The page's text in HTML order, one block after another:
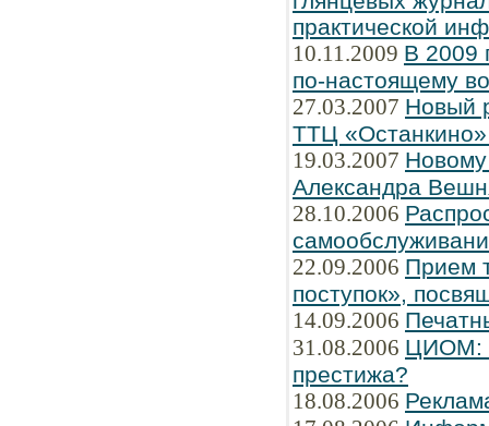
практической
10.11.2009 В 2009
по-настоящему
27.03.2007 Новый
ТТЦ
19.03.2007
Александра
28.10.2006
22.09.2006 Прием
поступок»,
14.09.2006
31.08.2006 ЦИОМ:
престижа?
18.08.2006